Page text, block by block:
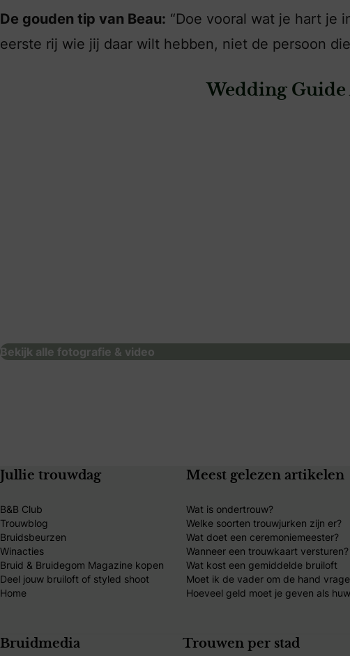
De gouden tip van Beau: “Doe vooral wat je hart je
eerste rij wie jij daar wilt hebben, niet de persoon
Wedding Guide
Bekijk alle fotografie & video
Jullie trouwdag
B&B Club
Trouwblog
Bruidsbeurzen
Winacties
Bruid & Bruidegom Magazine kopen
Deel jouw bruiloft of styled shoot
Home
Meest gelezen artikelen
Wat is ondertrouw?
Welke soorten trouwjurken zijn er?
Wat doet een ceremoniemeester?
Wanneer een trouwkaart versturen?
Wat kost een gemiddelde bruiloft
Moet ik de vader om de hand
Hoeveel geld moet je geven als
Bruidmedia Trouwen per stad